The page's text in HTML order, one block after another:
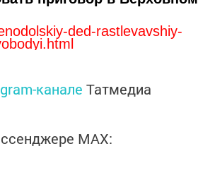
ded-rastlevavshiy-
канале Татмедиа
MАХ: